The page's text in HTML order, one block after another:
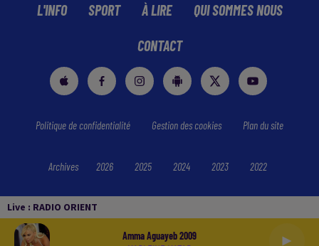
Live : RADIO ORIENT
Amma Aguayeb 2009
L'INFO SPORT À LIRE QUI SOMMES NOUS
CONTACT
Politique de confidentialité Gestion des cookies Plan du site
Archives 2026 2025 2024 2023 2022